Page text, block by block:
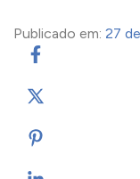
Publicado em: 27